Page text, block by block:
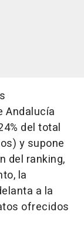
Andalucía
del total
y supone
del ranking,
la
a la
ofrecidos